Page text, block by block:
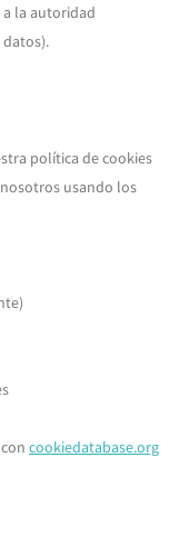
la autoridad
política de cookies
usando los
cookiedatabase.org